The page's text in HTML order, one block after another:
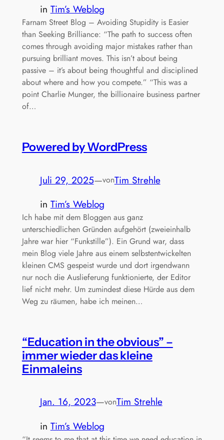
in Tim’s Weblog
Farnam Street Blog – Avoiding Stupidity is Easier
than Seeking Brilliance: “The path to success often
comes through avoiding major mistakes rather than
pursuing brilliant moves. This isn’t about being
passive – it’s about being thoughtful and disciplined
about where and how you compete.” “This was a
point Charlie Munger, the billionaire business partner
of…
Powered by WordPress
Juli 29, 2025—vonTim Strehle
in Tim’s Weblog
Ich habe mit dem Bloggen aus ganz
unterschiedlichen Gründen aufgehört (zweieinhalb
Jahre war hier “Funkstille”). Ein Grund war, dass
mein Blog viele Jahre aus einem selbstentwickelten
kleinen CMS gespeist wurde und dort irgendwann
nur noch die Auslieferung funktionierte, der Editor
lief nicht mehr. Um zumindest diese Hürde aus dem
Weg zu räumen, habe ich meinen…
“Education in the obvious” –
immer wieder das kleine
Einmaleins
Jan. 16, 2023—vonTim Strehle
in Tim’s Weblog